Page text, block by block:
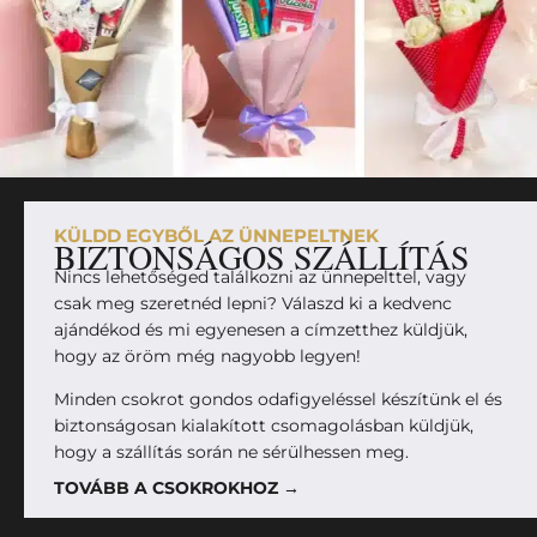
KÜLDD EGYBŐL AZ ÜNNEPELTNEK
BIZTONSÁGOS SZÁLLÍTÁS
Nincs lehetőséged találkozni az ünnepelttel, vagy
csak meg szeretnéd lepni? Válaszd ki a kedvenc
ajándékod és mi egyenesen a címzetthez küldjük,
hogy az öröm még nagyobb legyen!
Minden csokrot gondos odafigyeléssel készítünk el és
biztonságosan kialakított csomagolásban küldjük,
hogy a szállítás során ne sérülhessen meg.
TOVÁBB A CSOKROKHOZ →